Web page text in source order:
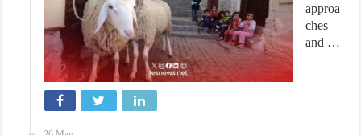
approa
ches
and …